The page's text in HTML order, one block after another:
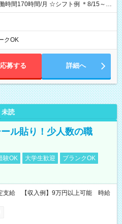
/月 ☆シフト例 ＊8/15～
12：00 17：00～21：00 ＊8/31
ます！ 12：00～16：00 ＊9/6～
クOK
応募する 詳細へ
未読
ル貼り！少人数の職
験OK 大学生歓迎
ブランクOK
支給 【収入例】9万円以上可能 時給